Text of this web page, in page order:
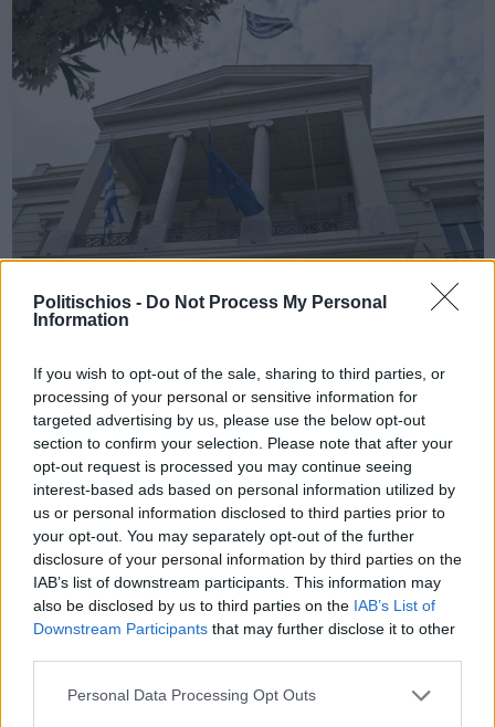
Politischios - Do Not Process My Personal
Information
If you wish to opt-out of the sale, sharing to third parties, or
processing of your personal or sensitive information for
targeted advertising by us, please use the below opt-out
section to confirm your selection. Please note that after your
opt-out request is processed you may continue seeing
interest-based ads based on personal information utilized by
us or personal information disclosed to third parties prior to
your opt-out. You may separately opt-out of the further
disclosure of your personal information by third parties on the
IAB’s list of downstream participants. This information may
also be disclosed by us to third parties on the IAB’s List of
Downstream Participants that may further disclose it to other
Personal Data Processing Opt Outs
Πριν 4 χρόνια
υπερπτήσεις